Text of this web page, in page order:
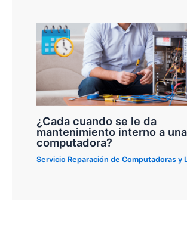
¿Cada cuando se le da
mantenimiento interno a una
computadora?
Servicio Reparación de Computadoras y